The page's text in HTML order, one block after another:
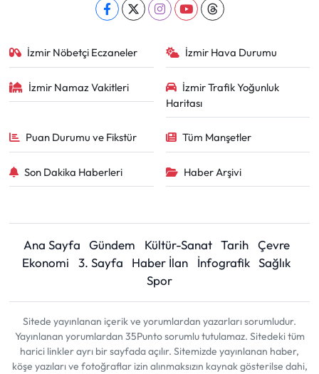
İzmir Nöbetçi Eczaneler İzmir Hava Durumu
İzmir Namaz Vakitleri
İzmir Trafik Yoğunluk
Haritası
Puan Durumu ve Fikstür Tüm Manşetler
Son Dakika Haberleri Haber Arşivi
Ana Sayfa Gündem Kültür-Sanat Tarih
Çevre
Ekonomi
3. Sayfa Haber İlan İnfografik Sağlık
Spor
Sitede yayınlanan içerik ve yorumlardan yazarları sorumludur.
Yayınlanan yorumlardan 35Punto sorumlu tutulamaz. Sitedeki tüm
harici linkler ayrı bir sayfada açılır. Sitemizde yayınlanan haber,
köşe yazıları ve fotoğraflar izin alınmaksızın kaynak gösterilse dahi,